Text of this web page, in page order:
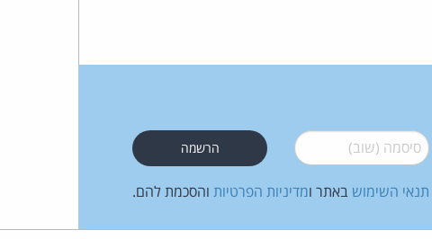
סיסמה (שוב)*
תנאי השימוש באתר ומדיניות הפרטיות והסכמת להם.